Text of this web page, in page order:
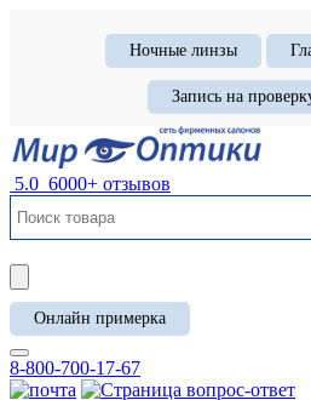
Ночные линзы
Запись на
5.0 6000+ отзывов
Онлайн примерка
8-800-700-17-67